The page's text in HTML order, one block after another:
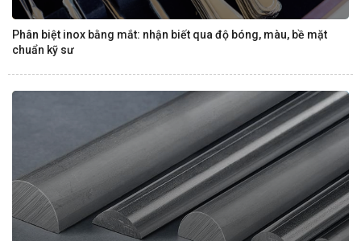
Phân biệt inox bằng mắt: nhận biết qua độ bóng, màu, bề mặt
chuẩn kỹ sư